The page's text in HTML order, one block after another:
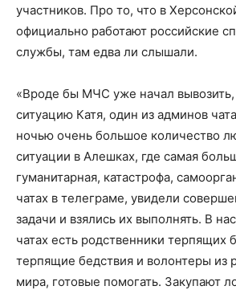
участников. Про то, что в
официально работают российские
службы, там едва ли слышали.
«Вроде бы МЧС уже начал
ситуацию Катя, один из админов
ночью очень большое количество
ситуации в Алешках, где самая
гуманитарная, катастрофа,
чатах в телеграме, увидели
задачи и взялись их выполнять. В
чатах есть родственники терпящих
терпящие бедствия и волонтеры из
мира, готовые помогать. Закупают